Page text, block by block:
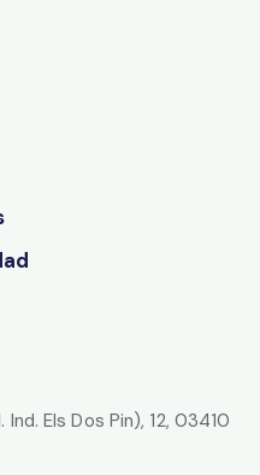
Els Dos Pin), 12, 03410